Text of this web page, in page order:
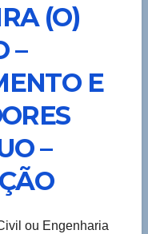
(O)
–
E
–
ou Engenharia